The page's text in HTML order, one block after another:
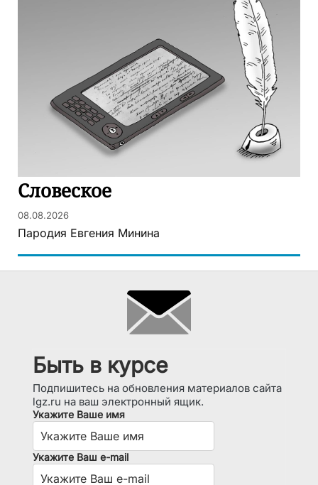
Словеское
08.08.2026
Пародия Евгения Минина
Быть в курсе
Подпишитесь на обновления материалов сайта
lgz.ru на ваш электронный ящик.
Укажите Ваше имя
Укажите Ваш e-mail